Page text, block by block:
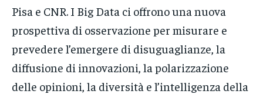
Pisa e CNR. I Big Data ci offrono una nuova
prospettiva di osservazione per misurare e
prevedere l’emergere di disuguaglianze, la
diffusione di innovazioni, la polarizzazione
delle opinioni, la diversità e l’intelligenza della